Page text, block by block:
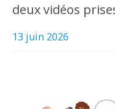
deux vidéos
13 juin 2026